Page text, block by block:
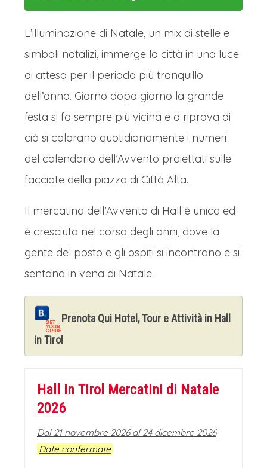
L’illuminazione di Natale, un mix di stelle e
simboli natalizi, immerge la città in una luce
di attesa per il periodo più tranquillo
dell’anno. Giorno dopo giorno la grande
festa si fa sempre più vicina e a riprova di
ciò si colorano quotidianamente i numeri
del calendario dell’Avvento proiettati sulle
facciate della piazza di Città Alta.
Il mercatino dell’Avvento di Hall è unico ed
è cresciuto nel corso degli anni, dove la
gente del posto e gli ospiti si incontrano e si
sentono in vena di Natale.
Prenota Qui Hotel, Tour e Attività in Hall
in Tirol
Hall in Tirol Mercatini di Natale
2026
Dal 21 novembre 2026 al 24 dicembre 2026
Date confermate